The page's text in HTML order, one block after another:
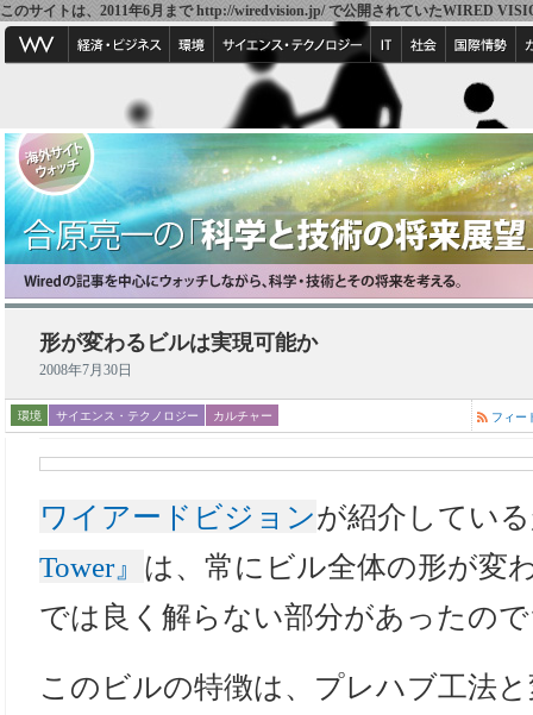
このサイトは、2011年6月まで http://wiredvision.jp/ で公開されていたWIRED
形が変わるビルは実現可能か
2008年7月30日
環境 サイエンス・テクノロジー カルチャー フィー
ワイアードビジョンが紹介してい
Tower』 は、常にビル全体の形が変
では良く解らない部分があったの
このビルの特徴は、プレハブ工法